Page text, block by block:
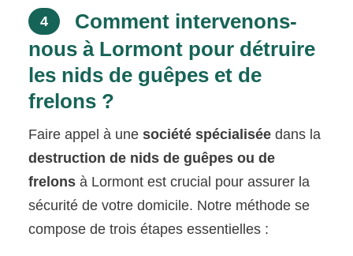
4
Comment intervenons-
nous à Lormont pour détruire
les nids de guêpes et de
frelons ?
Faire appel à unesociété spécialisée dans la
destruction de nids de guêpes ou de
frelons à Lormont est crucial pour assurer la
sécurité de votre domicile. Notre méthode se
compose de trois étapes essentielles :